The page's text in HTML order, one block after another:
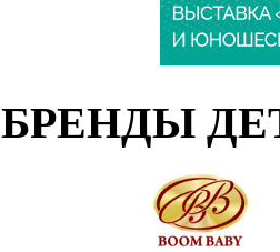
БРЕНДЫ